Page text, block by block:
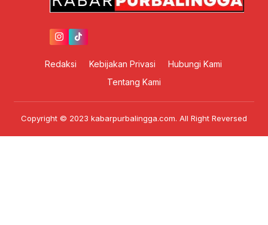
Redaksi Kebijakan Privasi
Hubungi Kami
Tentang Kami
Copyright © 2023 kabarpurbalingga.com. All Right Reversed